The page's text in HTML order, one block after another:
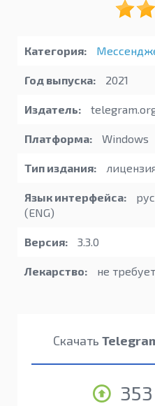
Категория:
Год выпуска: 2021
Издатель:
Платформа: Windows
Тип издания:
Язык интерфейса:
(ENG)
Версия: 3.3.0
Лекарство: не
Скачать
353